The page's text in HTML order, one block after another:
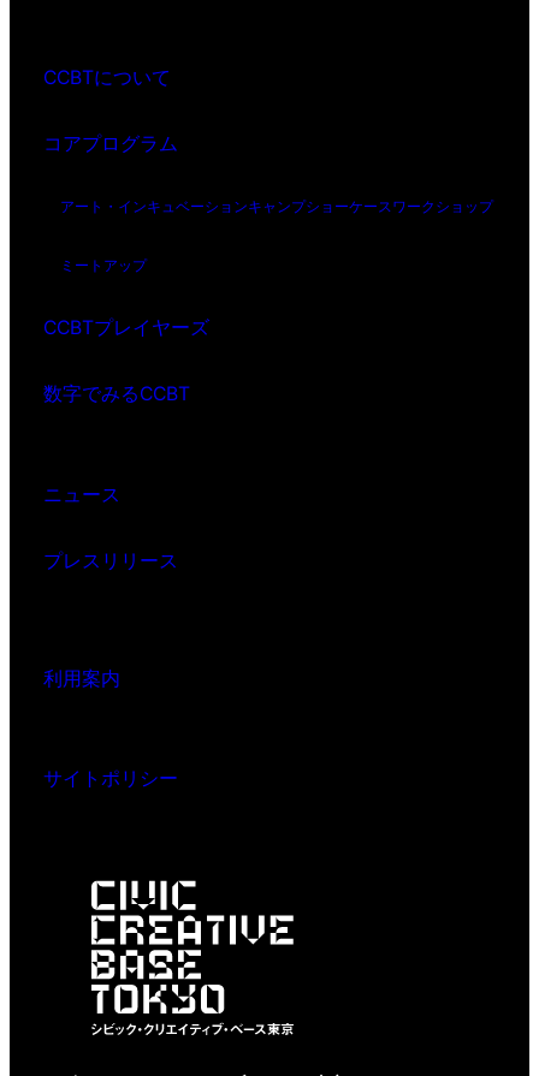
CCBTについて
コアプログラム
アート・インキュベーションキャンプショーケースワークショップ
ミートアップ
CCBTプレイヤーズ
数字でみるCCBT
ニュース
プレスリリース
利用案内
サイトポリシー